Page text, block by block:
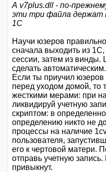
А v7plus.dll - по-
эти три файла держат
1С
Научи юзеров
сначала выходить из
сессии, затем из
сделать автоматическим.
Если ты приучил
перед уходом домой, то
жесткими мерами: при
ликвидируй учетную
скриптом: в
определению никто не
процессы на наличие
пользователя,
его к чертовой матери.
отправь учетную
привыкнут.